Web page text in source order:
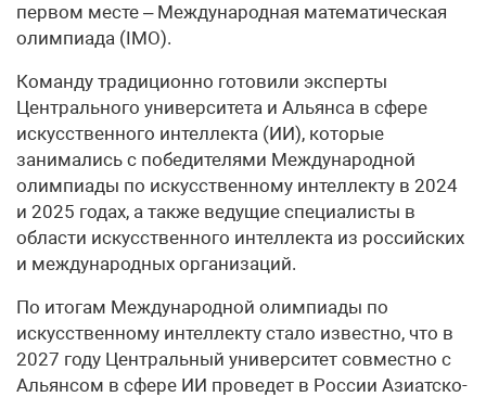
первом месте – Международная математическая
олимпиада (IMO).
Команду традиционно готовили эксперты
Центрального университета и Альянса в сфере
искусственного интеллекта (ИИ), которые
занимались с победителями Международной
олимпиады по искусственному интеллекту в 2024
и 2025 годах, а также ведущие специалисты в
области искусственного интеллекта из российских
и международных организаций.
По итогам Международной олимпиады по
искусственному интеллекту стало известно, что в
2027 году Центральный университет совместно с
Альянсом в сфере ИИ проведет в России Азиатско-